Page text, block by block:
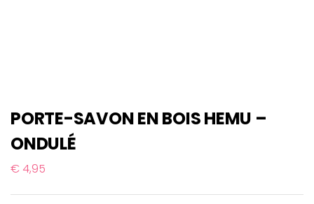
PORTE-SAVON EN BOIS HEMU –
ONDULÉ
€4,95